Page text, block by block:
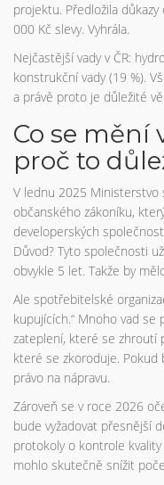
projektu. Předložila
000 Kč slevy. Vyhrála.
Nejčastější vady v ČR:
konstrukční vady (19 %).
a právě proto je důležité
Co se mění
proč to
V lednu 2025 Ministerstvo
občanského zákoníku,
developerských
Důvod? Tyto společnosti
obvykle 5 let. Takže by
Ale spotřebitelské
kupujících.“ Mnoho vad se
zateplení, které se zhroutí
které se zkoroduje. Pokud
právo na nápravu.
Zároveň se v roce 2026
bude vyžadovat přesnější
protokoly o kontrole
mohlo skutečně snížit